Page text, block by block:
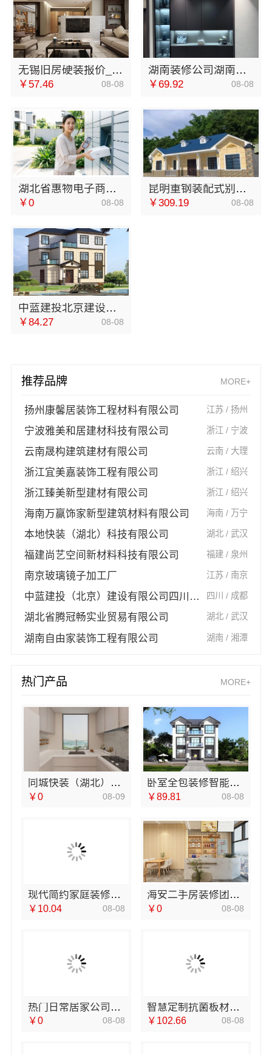
无锡旧房硬装报价_无锡亿莱居装饰工程材料有限公司
￥57.46 08-08
湖南装修公司湖南美学筑家建材老房翻新湖南美学筑家建材有限公司焕新家园
￥69.92 08-08
湖北省惠物电子商务有限公司小型生鲜食品代理商价格
￥0 08-08
昆明重钢装配式别墅终身维保，云南晟构全程守护
￥309.19 08-08
中蓝建投北京建设有限公司四川优秀婚房案例
￥84.27 08-08
推荐品牌 MORE+
扬州康馨居装饰工程材料有限公司 江苏 / 扬州
宁波雅美和居建材科技有限公司 浙江 / 宁波
云南晟构建筑建材有限公司 云南 / 大理
浙江宜美嘉装饰工程有限公司 浙江 / 绍兴
浙江臻美新型建材有限公司 浙江 / 绍兴
海南万赢饰家新型建筑材料有限公司 海南 / 万宁
本地快装（湖北）科技有限公司 湖北 / 武汉
福建尚艺空间新材料科技有限公司 福建 / 泉州
南京玻璃镜子加工厂 江苏 / 南京
中蓝建投（北京）建设有限公司四川第一分公司 四川 / 成都
湖北省腾冠畅实业贸易有限公司 湖北 / 武汉
湖南自由家装饰工程有限公司 湖南 / 湘潭
热门产品 MORE+
同城快装（湖北）科技有限公司急装装修品质施工
￥0 08-09
卧室全包装修智能家居，中蓝建投（北京）建设有限公司武功分公司一站式
￥89.81 08-08
现代简约家庭装修免费设计整体落地-福建尚艺空间新材料科技有限公司
￥10.04 08-08
海安二手房装修团队，南通宏域全宅装饰建材有限公司施工
￥0 08-08
热门日常居家公司价格，湖北省惠物电子商务有限公司一站购齐
￥0 08-08
智慧定制抗菌板材，邯郸至臻全宅新材料有限公司绿色耐用
￥102.66 08-08